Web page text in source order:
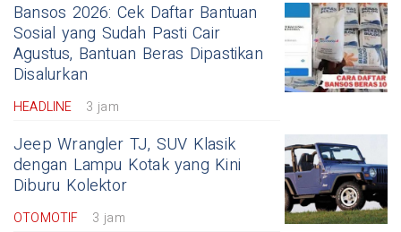
Bansos 2026: Cek Daftar Bantuan
Sosial yang Sudah Pasti Cair
Agustus, Bantuan Beras Dipastikan
Disalurkan
HEADLINE 3 jam
Jeep Wrangler TJ, SUV Klasik
dengan Lampu Kotak yang Kini
Diburu Kolektor
OTOMOTIF 3 jam